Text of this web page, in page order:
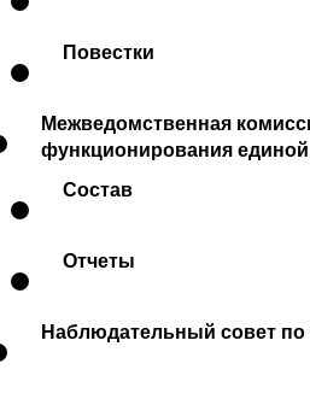
Повестки
Межведомственная
функционирования
Состав
Отчеты
Наблюдательный совет по